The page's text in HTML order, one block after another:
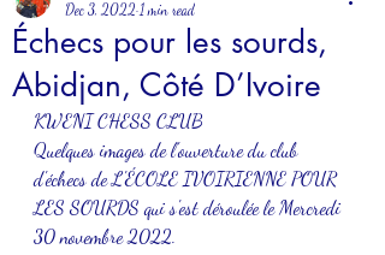
Échecs pour les sourds,
Abidjan, Côté D’Ivoire
Dec 3, 2022 1 min read
KWENI CHESS CLUB
Quelques images de l'ouverture du club
d'échecs de L'ÉCOLE IVOIRIENNE POUR
LES SOURDS qui s'est déroulée le Mercredi
30 novembre 2022.